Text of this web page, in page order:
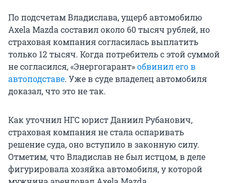
По подсчетам Владислава, ущерб автомобилю
Axela Mazda составил около 60 тысяч рублей, но
страховая компания согласилась выплатить
только 12 тысяч. Когда потребитель с этой суммой
не согласился, «Энергогарант»обвинил его в
автоподставе. Уже в суде владелец автомобиля
доказал, что это не так.
Как уточнил НГС юрист Даниил Рубанович,
страховая компания не стала оспаривать
решение суда, оно вступило в законную силу.
Отметим, что Владислав не был истцом, в деле
фигурировала хозяйка автомобиля, у которой